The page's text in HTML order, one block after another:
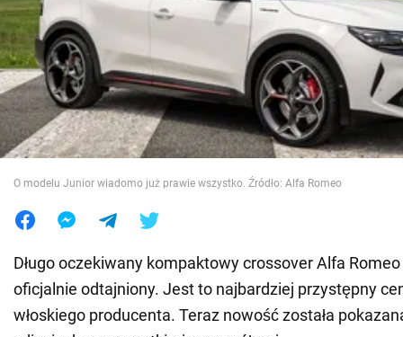
Społeczeństwo
Wojna na Ukrainie
Świat
Jedzenie
O modelu Junior wiadomo już prawie wszystko. Źródło: Alfa Romeo
Długo oczekiwany kompaktowy crossover Alfa
oficjalnie odtajniony. Jest to najbardziej przystępny
włoskiego producenta. Teraz nowość została